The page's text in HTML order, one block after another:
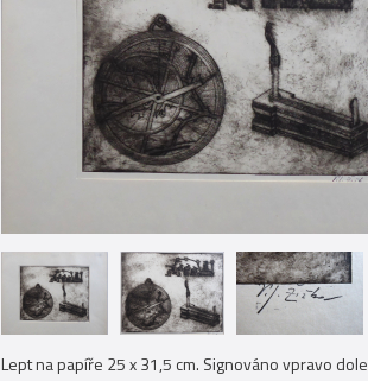
Lept na papíře 25 x 31,5 cm. Signováno vpravo